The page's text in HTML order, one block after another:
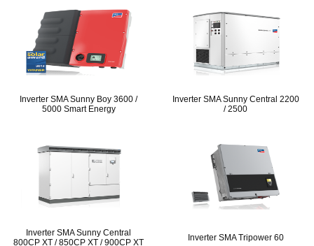
Inverter SMA Sunny Boy 3600 /
5000 Smart Energy
Inverter SMA Sunny Central 2200
/ 2500
Inverter SMA Sunny Central
800CP XT / 850CP XT / 900CP XT
Inverter SMA Tripower 60